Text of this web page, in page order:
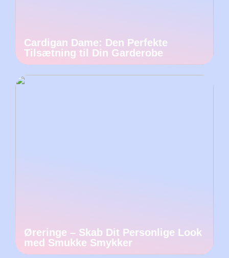
Cardigan Dame: Den Perfekte
Tilsætning til Din Garderobe
Øreringe – Skab Dit Personlige Look
med Smukke Smykker